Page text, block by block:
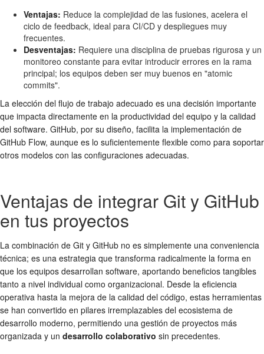
Ventajas: Reduce la complejidad de las fusiones, acelera el
ciclo de feedback, ideal para CI/CD y despliegues muy
frecuentes.
Desventajas: Requiere una disciplina de pruebas rigurosa y un
monitoreo constante para evitar introducir errores en la rama
principal; los equipos deben ser muy buenos en "atomic
commits".
La elección del flujo de trabajo adecuado es una decisión importante
que impacta directamente en la productividad del equipo y la calidad
del software. GitHub, por su diseño, facilita la implementación de
GitHub Flow, aunque es lo suficientemente flexible como para soportar
otros modelos con las configuraciones adecuadas.
Ventajas de integrar Git y GitHub
en tus proyectos
La combinación de Git y GitHub no es simplemente una conveniencia
técnica; es una estrategia que transforma radicalmente la forma en
que los equipos desarrollan software, aportando beneficios tangibles
tanto a nivel individual como organizacional. Desde la eficiencia
operativa hasta la mejora de la calidad del código, estas herramientas
se han convertido en pilares irremplazables del ecosistema de
desarrollo moderno, permitiendo una gestión de proyectos más
organizada y un desarrollo colaborativo sin precedentes.